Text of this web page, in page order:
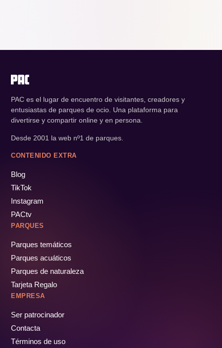
PAC es el lugar de encuentro de visitantes, creadores y
entusiastas de parques de ocio. Una plataforma para
divertirse y compartir online y en persona.
Desde 2001 la web nº1 de parques.
CONTENIDO EXTRA
Blog
TikTok
Instagram
PACtv
PARQUES
Parques temáticos
Parques acuáticos
Parques de naturaleza
Tarjeta Regalo
EMPRESA
Ser patrocinador
Contacta
Términos de uso